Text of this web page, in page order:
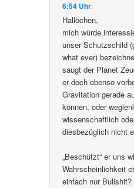
6:54 Uhr:
Hallöchen,
mich würde
unser Schutzschild
what ever)
saugt der Planet
er doch ebenso
Gravitation gerade
können, oder
wissenschaftlich
diesbezüglich nicht
„Beschützt“ er uns
Wahrscheinlichkeit
einfach nur Bullshit?